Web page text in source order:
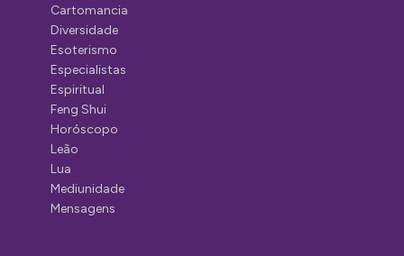
Cartomancia
Diversidade
Esoterismo
Especialistas
Espiritual
Feng Shui
Horóscopo
Leão
Lua
Mediunidade
Mensagens